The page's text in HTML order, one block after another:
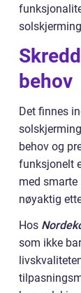
behov
Det finnes
behov og
funksjonelt
med
nøyaktig
Hos
som ikke